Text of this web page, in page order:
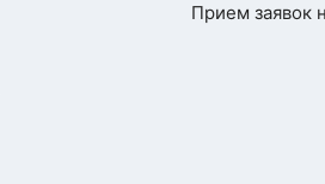
Прием заявок